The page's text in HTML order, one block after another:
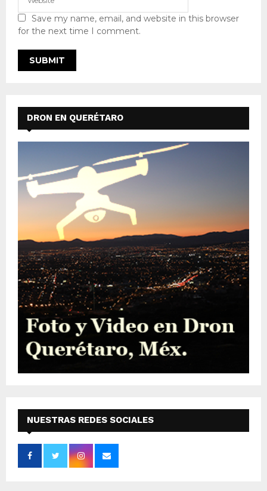
Save my name, email, and website in this browser
for the next time I comment.
DRON EN QUERÉTARO
NUESTRAS REDES SOCIALES